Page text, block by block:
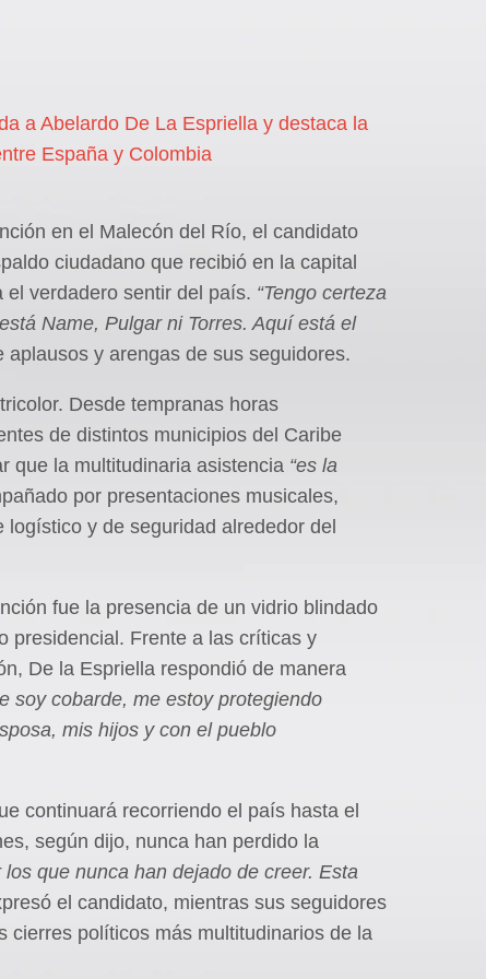
a Abelardo De La Espriella y destaca la
España y Colombia
en el Malecón del Río, el candidato
ciudadano que recibió en la capital
el verdadero sentir del país. “Tengo certeza
Name, Pulgar ni Torres. Aquí está el
y arengas de sus seguidores.
Desde tempranas horas
de distintos municipios del Caribe
que la multitudinaria asistencia “es la
por presentaciones musicales,
y de seguridad alrededor del
fue la presencia de un vidrio blindado
presidencial. Frente a las críticas y
De la Espriella respondió de manera
soy cobarde, me estoy protegiendo
mis hijos y con el pueblo
continuará recorriendo el país hasta el
según dijo, nunca han perdido la
que nunca han dejado de creer. Esta
el candidato, mientras sus seguidores
cierres políticos más multitudinarios de la